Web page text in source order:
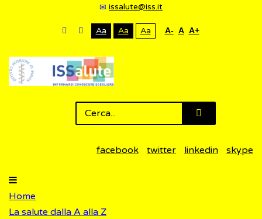
issalute@iss.it
Aa Aa Aa A- A A+
facebook twitter linkedin skype
Home
La salute dalla A alla Z